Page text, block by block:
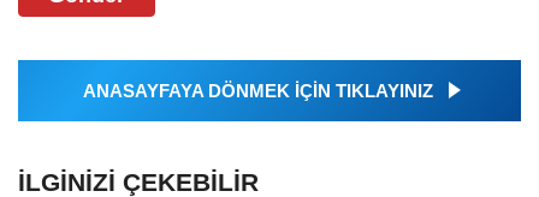
ANASAYFAYA DÖNMEK İÇİN TIKLAYINIZ
İLGINIZI ÇEKEBILIR